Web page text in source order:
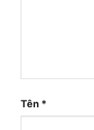
Tên *